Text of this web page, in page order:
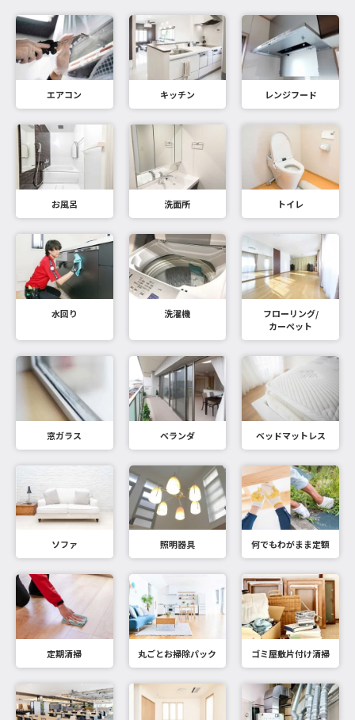
エアコン キッチン レンジフード
お風呂 洗面所 トイレ
水回り 洗濯機
フローリング/
カーペット
窓ガラス ベランダ ベッドマットレス
ソファ 照明器具 何でもわがまま定額
定期清掃 丸ごとお掃除パック ゴミ屋敷片付け清掃